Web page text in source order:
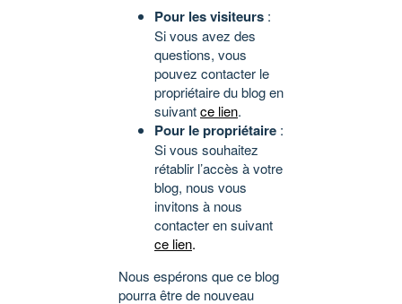
Pour les visiteurs :
Si vous avez des
questions, vous
pouvez contacter le
propriétaire du blog en
suivantce lien.
Pour le propriétaire :
Si vous souhaitez
rétablir l’accès à votre
blog, nous vous
invitons à nous
contacter en suivant
ce lien.
Nous espérons que ce blog
pourra être de nouveau